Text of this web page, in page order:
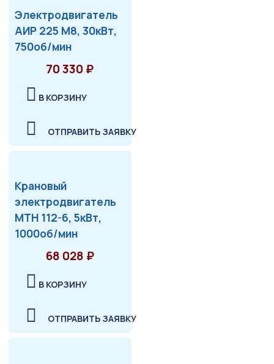
Электродвигатель
АИР 225 М8, 30кВт,
750об/мин
70 330 ₽
В КОРЗИНУ
ОТПРАВИТЬ ЗАЯВКУ
Крановый
электродвигатель
МТН 112-6, 5кВт,
1000об/мин
68 028 ₽
В КОРЗИНУ
ОТПРАВИТЬ ЗАЯВКУ